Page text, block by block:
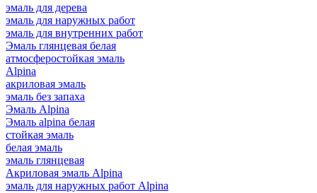
эмаль для дерева
эмаль для наружных работ
эмаль для внутренних работ
Эмаль глянцевая белая
атмосферостойкая эмаль
Alpina
акриловая эмаль
эмаль без запаха
Эмаль Alpina
Эмаль alpina белая
стойкая эмаль
белая эмаль
эмаль глянцевая
Акриловая эмаль Alpina
эмаль для наружных работ Alpina